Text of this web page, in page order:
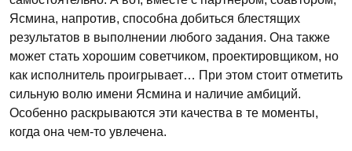
Ясмина, напротив, способна добиться блестящих
результатов в выполнении любого задания. Она также
может стать хорошим советчиком, проектировщиком, но
как исполнитель проигрывает… При этом стоит отметить
сильную волю имени Ясмина и наличие амбиций.
Особенно раскрываются эти качества в те моменты,
когда она чем-то увлечена.